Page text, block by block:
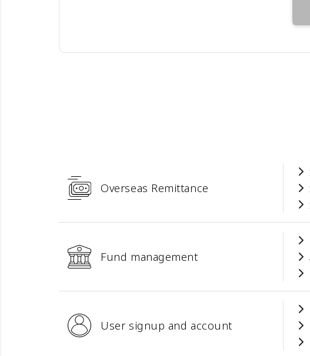
Overseas Remittance
Fund management
User signup and account